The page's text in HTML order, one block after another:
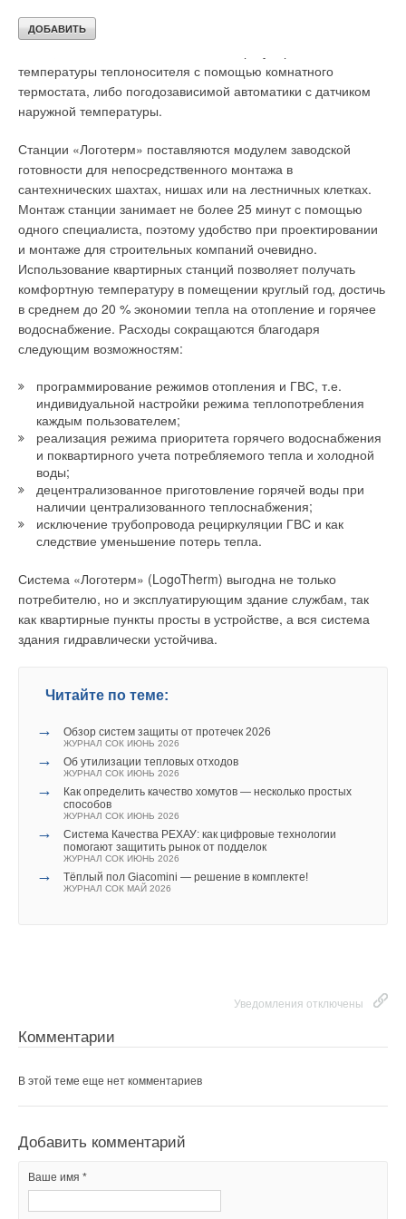
потребителем, а именно подключение контура теплых
температуры теплоносителя с помощью комнатного
термостата, либо погодозависимой автоматики с датчиком
наружной температуры.
Станции «Логотерм» поставляются модулем заводской
готовности для непосредственного монтажа в
сантехнических шахтах, нишах или на лестничных клетках.
Монтаж станции занимает не более 25 минут с помощью
одного специалиста, поэтому удобство при проектировании
и монтаже для строительных компаний очевидно.
Использование квартирных станций позволяет получать
комфортную температуру в помещении круглый год, достичь
в среднем до 20 % экономии тепла на отопление и горячее
водоснабжение. Расходы сокращаются благодаря
следующим возможностям:
программирование режимов отопления и ГВС, т.е.
индивидуальной настройки режима теплопотребления
каждым пользователем;
реализация режима приоритета горячего водоснабжения
и поквартирного учета потребляемого тепла и холодной
воды;
децентрализованное приготовление горячей воды при
наличии централизованного теплоснабжения;
исключение трубопровода рециркуляции ГВС и как
следствие уменьшение потерь тепла.
Система «Логотерм» (LogoTherm) выгодна не только
потребителю, но и эксплуатирующим здание службам, так
как квартирные пункты просты в устройстве, а вся система
здания гидравлически устойчива.
Читайте по теме:
→ Обзор систем защиты от протечек 2026
ЖУРНАЛ СОК ИЮНЬ 2026
→ Об утилизации тепловых отходов
ЖУРНАЛ СОК ИЮНЬ 2026
→
Как определить качество хомутов — несколько простых
способов
ЖУРНАЛ СОК ИЮНЬ 2026
→
Система Качества РЕХАУ: как цифровые технологии
помогают защитить рынок от подделок
ЖУРНАЛ СОК ИЮНЬ 2026
→ Тёплый пол Giacomini — решение в комплекте!
ЖУРНАЛ СОК МАЙ 2026
Уведомления отключены
Комментарии
В этой теме еще нет комментариев
Добавить комментарий
Ваше имя *